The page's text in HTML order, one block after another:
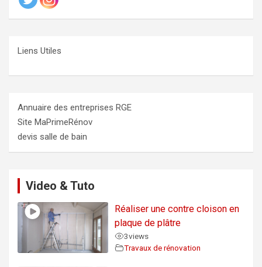
Liens Utiles
Annuaire des entreprises RGE
Site MaPrimeRénov
devis salle de bain
Video & Tuto
Réaliser une contre cloison en
plaque de plâtre
3views
Travaux de rénovation